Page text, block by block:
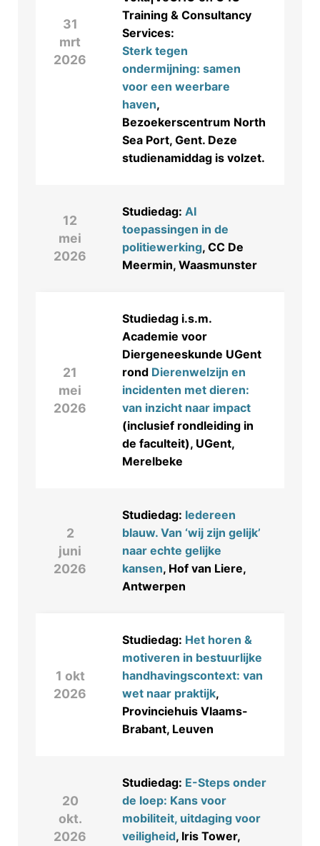
31
mrt
2026
Training & Consultancy
Services:
Sterk tegen
ondermijning: samen
voor een weerbare
haven,
Bezoekerscentrum North
Sea Port, Gent. Deze
studienamiddag is volzet.
12
mei
2026
Studiedag: AI
toepassingen in de
politiewerking, CC De
Meermin, Waasmunster
21
mei
2026
Studiedag i.s.m.
Academie voor
Diergeneeskunde UGent
rond Dierenwelzijn en
incidenten met dieren:
van inzicht naar impact
(inclusief rondleiding in
de faculteit), UGent,
Merelbeke
2
juni
2026
Studiedag: Iedereen
blauw. Van ‘wij zijn gelijk’
naar echte gelijke
kansen, Hof van Liere,
Antwerpen
1 okt
2026
Studiedag: Het horen &
motiveren in bestuurlijke
handhavingscontext: van
wet naar praktijk,
Provinciehuis Vlaams-
Brabant, Leuven
20
okt.
2026
Studiedag: E-Steps onder
de loep: Kans voor
mobiliteit, uitdaging voor
veiligheid, Iris Tower,